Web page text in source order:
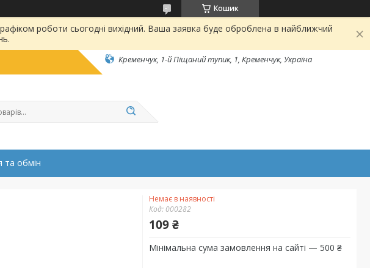
Кошик
роботи сьогодні вихідний. Ваша заявка буде оброблена в найближчий
Кременчук, 1-й Піщаний тупик, 1, Кременчук, Україна
та обмін
Немає в наявності
Код: 000282
109 ₴
Мінімальна сума замовлення на сайті — 500 ₴